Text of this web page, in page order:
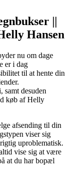
||
Hansen
nu om dage
er i dag
til at hente din
samt desuden
køb af Helly
afsending til din
viser sig
uproblematisk.
vise sig at være
at du har bopæl